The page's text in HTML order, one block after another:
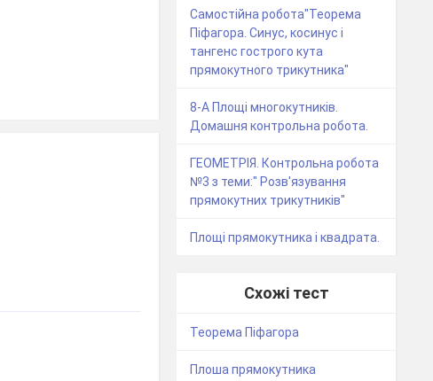
Самостійна робота"Теорема
Піфагора. Синус, косинус і
тангенс гострого кута
прямокутного трикутника"
8-А Площі многокутників.
Домашня контрольна робота.
ГЕОМЕТРІЯ. Контрольна робота
№3 з теми:" Розв'язування
прямокутних трикутників"
Площі прямокутника і квадрата.
Схожі тест
Теорема Піфагора
Плоша прямокутника